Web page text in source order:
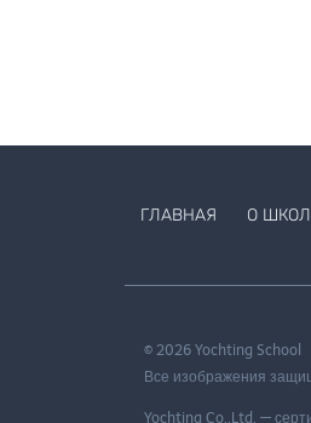
ГЛАВНАЯ О
© 2026 Yochting School
Все изображения
Yochting Co.,Ltd. —